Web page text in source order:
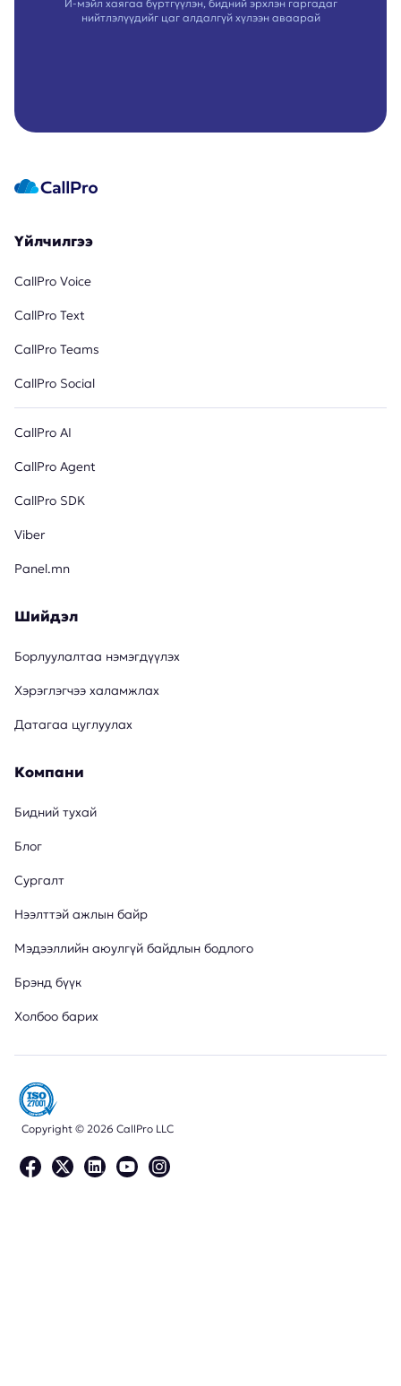
И-мэйл хаягаа бүртгүүлэн, бидний эрхлэн гаргадаг
нийтлэлүүдийг цаг алдалгүй хүлээн аваарай
Үйлчилгээ
CallPro Voice
CallPro Text
CallPro Teams
CallPro Social
CallPro AI
CallPro Agent
CallPro SDK
Viber
Panel.mn
Шийдэл
Борлуулалтаа нэмэгдүүлэх
Хэрэглэгчээ халамжлах
Датагаа цуглуулах
Компани
Бидний тухай
Блог
Сургалт
Нээлттэй ажлын байр
Мэдээллийн аюулгүй байдлын бодлого
Брэнд бүүк
Холбоо барих
Copyright © 2026 CallPro LLC